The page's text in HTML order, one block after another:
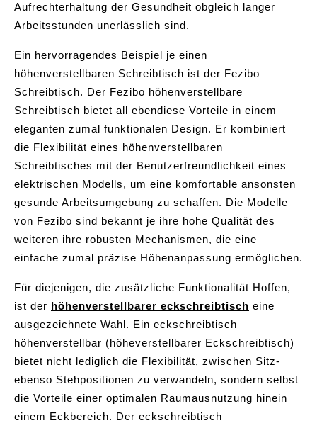
Aufrechterhaltung der Gesundheit obgleich langer
Arbeitsstunden unerlässlich sind.
Ein hervorragendes Beispiel je einen
höhenverstellbaren Schreibtisch ist der Fezibo
Schreibtisch. Der Fezibo höhenverstellbare
Schreibtisch bietet all ebendiese Vorteile in einem
eleganten zumal funktionalen Design. Er kombiniert
die Flexibilität eines höhenverstellbaren
Schreibtisches mit der Benutzerfreundlichkeit eines
elektrischen Modells, um eine komfortable ansonsten
gesunde Arbeitsumgebung zu schaffen. Die Modelle
von Fezibo sind bekannt je ihre hohe Qualität des
weiteren ihre robusten Mechanismen, die eine
einfache zumal präzise Höhenanpassung ermöglichen.
Für diejenigen, die zusätzliche Funktionalität Hoffen,
ist der höhenverstellbarer eckschreibtisch eine
ausgezeichnete Wahl. Ein eckschreibtisch
höhenverstellbar (höheverstellbarer Eckschreibtisch)
bietet nicht lediglich die Flexibilität, zwischen Sitz-
ebenso Stehpositionen zu verwandeln, sondern selbst
die Vorteile einer optimalen Raumausnutzung hinein
einem Eckbereich. Der eckschreibtisch